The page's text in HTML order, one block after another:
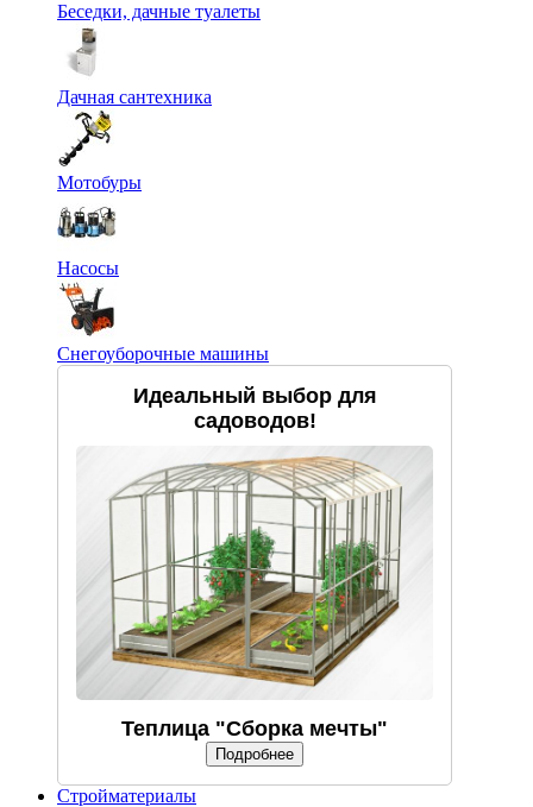
Беседки, дачные туалеты
Дачная сантехника
Мотобуры
Насосы
Снегоуборочные машины
Идеальный выбор для
садоводов!
Теплица "Сборка мечты"
Подробнее
Стройматериалы